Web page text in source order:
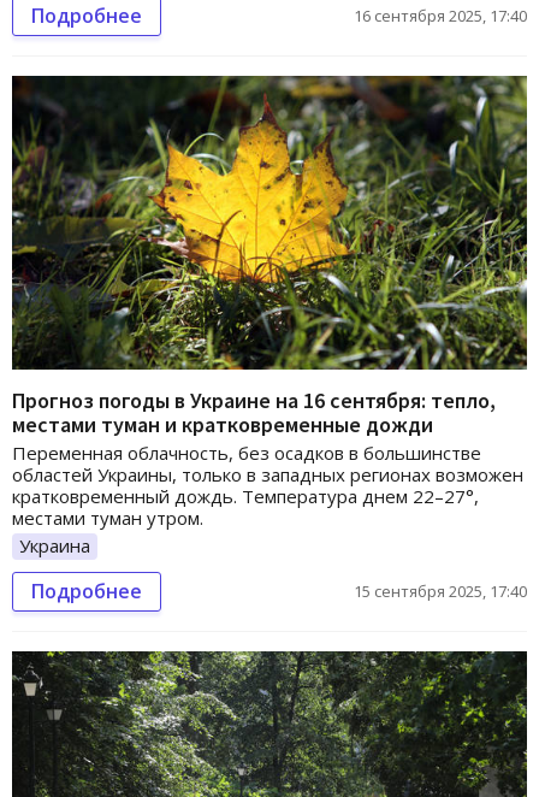
Подробнее 16 сентября 2025, 17:40
Прогноз погоды в Украине на 16 сентября: тепло,
местами туман и кратковременные дожди
Переменная облачность, без осадков в большинстве
областей Украины, только в западных регионах возможен
кратковременный дождь. Температура днем 22–27°,
местами туман утром.
Украина
Подробнее 15 сентября 2025, 17:40